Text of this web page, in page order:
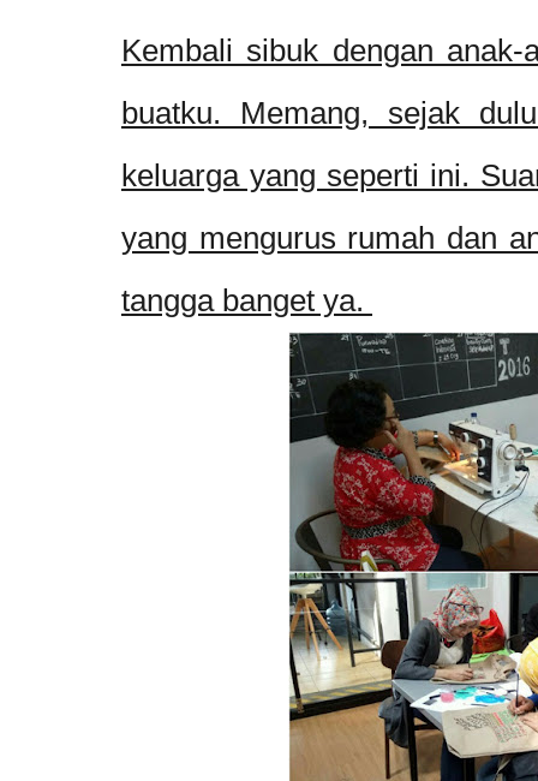
Kembali sibuk dengan anak-
buatku. Memang, sejak
keluarga yang seperti ini.
yang mengurus rumah dan
tangga banget ya.